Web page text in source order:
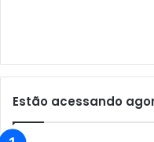
Audisat
Audisat
Audisat
Estão acessando